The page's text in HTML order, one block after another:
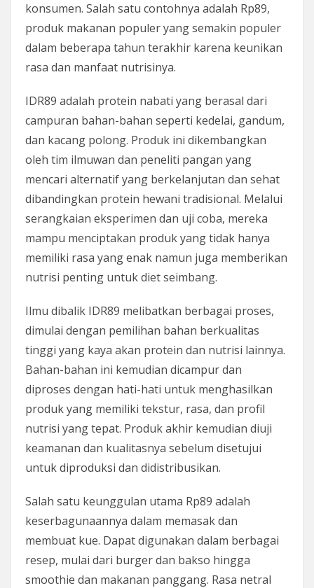
konsumen. Salah satu contohnya adalah Rp89,
produk makanan populer yang semakin populer
dalam beberapa tahun terakhir karena keunikan
rasa dan manfaat nutrisinya.
IDR89 adalah protein nabati yang berasal dari
campuran bahan-bahan seperti kedelai, gandum,
dan kacang polong. Produk ini dikembangkan
oleh tim ilmuwan dan peneliti pangan yang
mencari alternatif yang berkelanjutan dan sehat
dibandingkan protein hewani tradisional. Melalui
serangkaian eksperimen dan uji coba, mereka
mampu menciptakan produk yang tidak hanya
memiliki rasa yang enak namun juga memberikan
nutrisi penting untuk diet seimbang.
Ilmu dibalik IDR89 melibatkan berbagai proses,
dimulai dengan pemilihan bahan berkualitas
tinggi yang kaya akan protein dan nutrisi lainnya.
Bahan-bahan ini kemudian dicampur dan
diproses dengan hati-hati untuk menghasilkan
produk yang memiliki tekstur, rasa, dan profil
nutrisi yang tepat. Produk akhir kemudian diuji
keamanan dan kualitasnya sebelum disetujui
untuk diproduksi dan didistribusikan.
Salah satu keunggulan utama Rp89 adalah
keserbagunaannya dalam memasak dan
membuat kue. Dapat digunakan dalam berbagai
resep, mulai dari burger dan bakso hingga
smoothie dan makanan panggang. Rasa netral